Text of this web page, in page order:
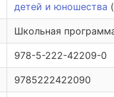
детей и юношества
Школьная
978-5-222-42209-0
9785222422090